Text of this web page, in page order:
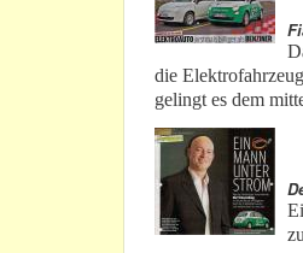
die
gelingt es dem